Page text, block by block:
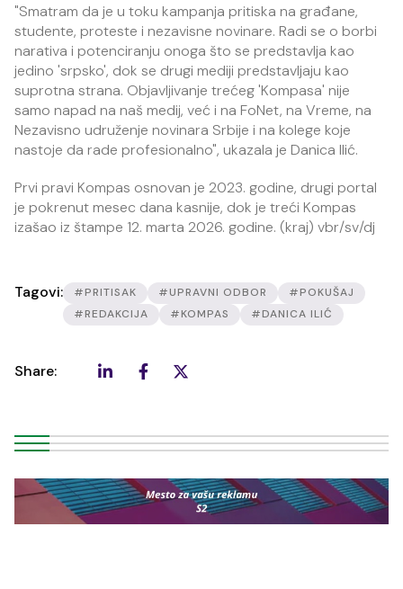
"Smatram da je u toku kampanja pritiska na građane,
studente, proteste i nezavisne novinare. Radi se o borbi
narativa i potenciranju onoga što se predstavlja kao
jedino 'srpsko', dok se drugi mediji predstavljaju kao
suprotna strana. Objavljivanje trećeg 'Kompasa' nije
samo napad na naš medij, već i na FoNet, na Vreme, na
Nezavisno udruženje novinara Srbije i na kolege koje
nastoje da rade profesionalno", ukazala je Danica Ilić.
Prvi pravi Kompas osnovan je 2023. godine, drugi portal
je pokrenut mesec dana kasnije, dok je treći Kompas
izašao iz štampe 12. marta 2026. godine. (kraj) vbr/sv/dj
Tagovi: #PRITISAK #UPRAVNI ODBOR
#POKUŠAJ
#REDAKCIJA
#KOMPAS #DANICA ILIĆ
Share: